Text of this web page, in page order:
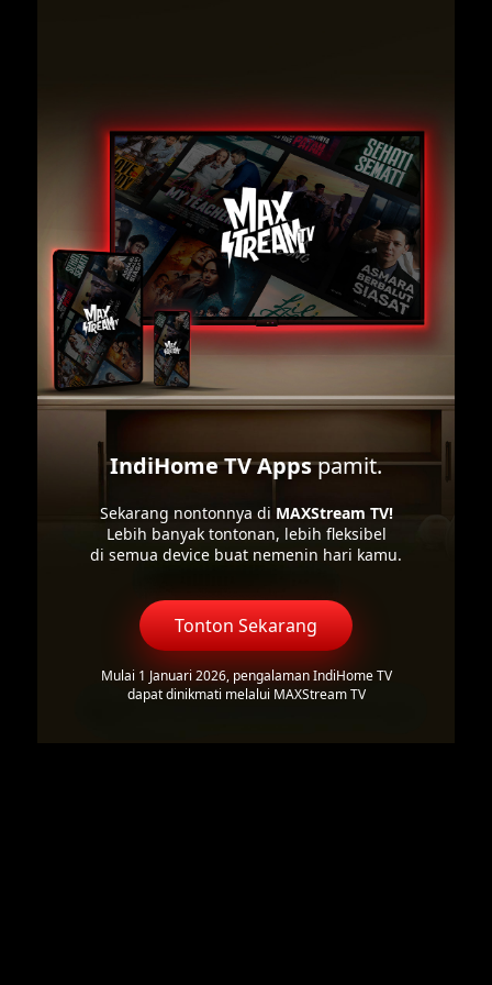
IndiHome TV Appspamit.
Sekarang nontonnya di MAXStream TV!
Lebih banyak tontonan, lebih fleksibel
di semua device buat nemenin hari kamu.
Tonton Sekarang
Mulai 1 Januari 2026, pengalaman IndiHome TV
dapat dinikmati melalui MAXStream TV